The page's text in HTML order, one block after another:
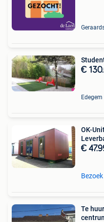
€
Edegem
OK-
€
Te